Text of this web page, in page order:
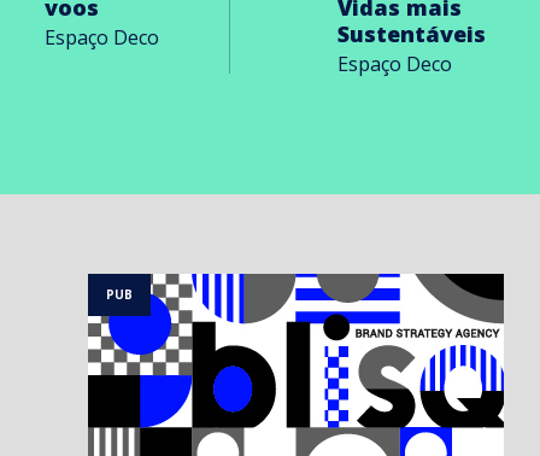
voos
Espaço Deco
Vidas mais
Sustentáveis
Espaço Deco